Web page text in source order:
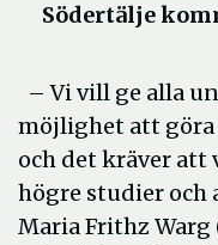
Södertälje
– Vi vill ge alla
möjlighet att
och det kräver
högre studier och
Maria Frithz